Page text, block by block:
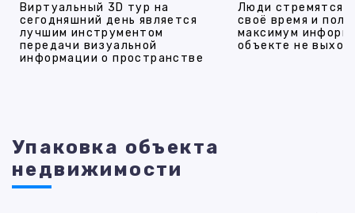
Виртуальный 3D тур на
сегодняшний день является
лучшим инструментом
передачи визуальной
информации о пространстве
Люди стремятся
своё время и
максимум
объекте не
Упаковка объекта
недвижимости